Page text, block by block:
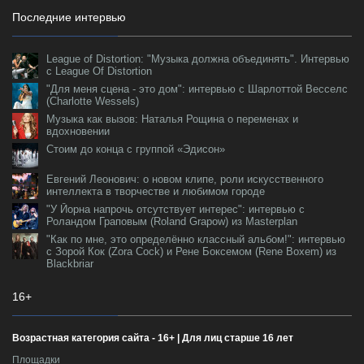
Последние интервью
League of Distortion: "Музыка должна объединять". Интервью
с League Of Distortion
"Для меня сцена - это дом": интервью с Шарлоттой Весселс
(Charlotte Wessels)
Музыка как вызов: Наталья Рощина о переменах и
вдохновении
Стоим до конца с группой «Эдисон»
Евгений Леонович: о новом клипе, роли искусственного
интеллекта в творчестве и любимом городе
"У Йорна напрочь отсутствует интерес": интервью с
Роландом Граповым (Roland Grapow) из Masterplan
"Как по мне, это определённо классный альбом!": интервью
с Зорой Кок (Zora Cock) и Рене Боксемом (Rene Boxem) из
Blackbriar
16+
Возрастная категория сайта - 16+ | Для лиц старше 16 лет
Площадки